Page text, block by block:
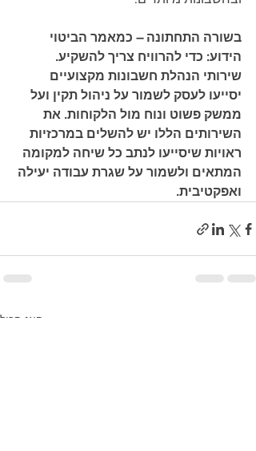
בשורה התחתונה – כמאמר הביטוי
הידוע: כדי להרוויח צריך להשקיע.
שירותי הנהלת חשבונות מקצועיים
יסייעו לעסק לשמור על ניהול תקין ועל
ממשק פשוט ונוח מול הלקוחות. את
השירותים הללו יש להשלים במרכזיות
ראויות שיסייעו לנתב כל שיחה למקומה
המתאים ולשמור על שגרת עבודה יעילה
ואפקטיבית.
הצג הכול